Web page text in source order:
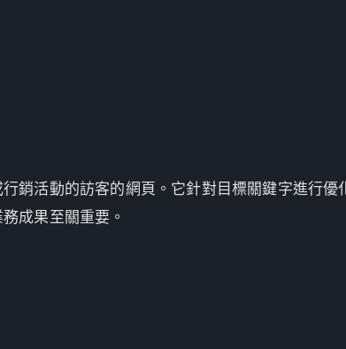
銷活動的訪客的網頁。它針對目標關鍵字進行
成果至關重要。